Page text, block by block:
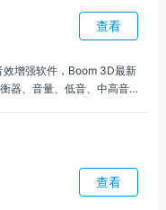
查看
增强软件，Boom 3D最新
器、音量、低音、中高音
查看